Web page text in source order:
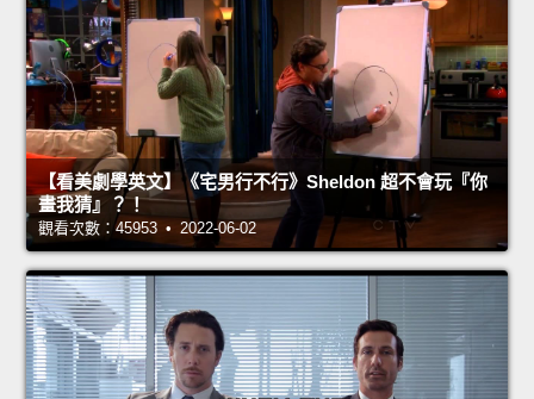
【看美劇學英文】《宅男行不行》Sheldon 超不會玩『你
畫我猜』？！
觀看次數：45953 • 2022-06-02